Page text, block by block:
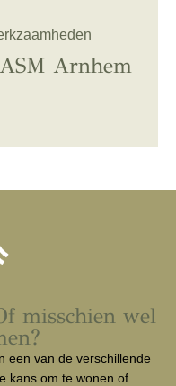
Arnhem
misschien wel
een van de verschillende
kans om te wonen of